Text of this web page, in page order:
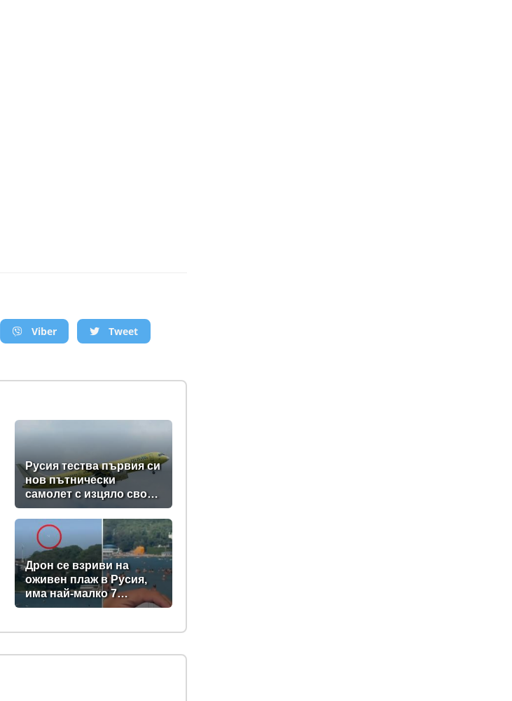
Viber
Tweet
Русия тества първия си
нов пътнически
самолет с изцяло свои
компоненти (видео +
снимки)
Дрон се взриви на
оживен плаж в Русия,
има най-малко 7
загинали, сред тях и три